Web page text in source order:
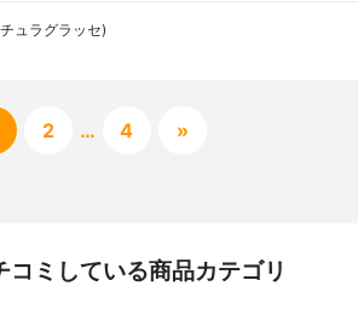
ュラグラッセ)
2 … 4 »
ミしている商品カテゴリ